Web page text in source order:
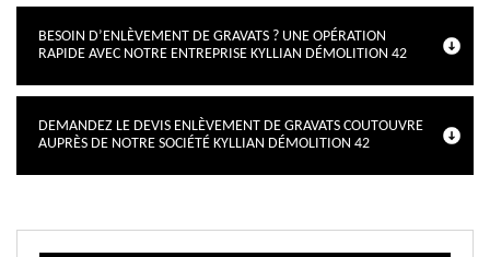
BESOIN D’ENLÈVEMENT DE GRAVATS ? UNE OPÉRATION
RAPIDE AVEC NOTRE ENTREPRISE KYLLIAN DÉMOLITION 42
DEMANDEZ LE DEVIS ENLÈVEMENT DE GRAVATS COUTOUVRE
AUPRÈS DE NOTRE SOCIÉTÉ KYLLIAN DÉMOLITION 42